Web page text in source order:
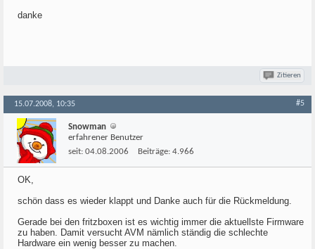
danke
Zitieren
15.07.2008, 10:35 #5
Snowman
erfahrener Benutzer
seit: 04.08.2006 Beiträge: 4.966
OK,
schön dass es wieder klappt und Danke auch für die Rückmeldung.
Gerade bei den fritzboxen ist es wichtig immer die aktuellste Firmware
zu haben. Damit versucht AVM nämlich ständig die schlechte
Hardware ein wenig besser zu machen.